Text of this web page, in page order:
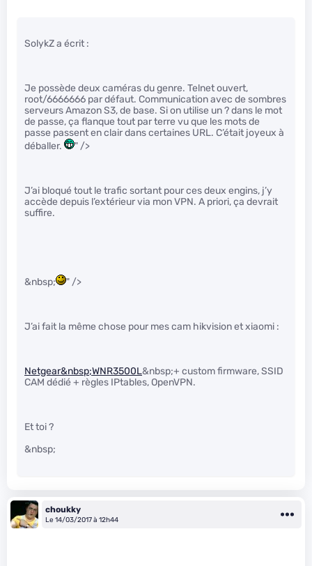
SolykZ a écrit :
Je possède deux caméras du genre. Telnet ouvert,
root/6666666 par défaut. Communication avec de sombres
serveurs Amazon S3, de base. Si on utilise un ? dans le mot
de passe, ça flanque tout par terre vu que les mots de
passe passent en clair dans certaines URL. C’était joyeux à
déballer.
" />
J’ai bloqué tout le trafic sortant pour ces deux engins, j’y
accède depuis l’extérieur via mon VPN. A priori, ça devrait
suffire.
&nbsp; " />
J’ai fait la même chose pour mes cam hikvision et xiaomi :
Netgear&nbsp;WNR3500L&nbsp;+ custom firmware, SSID
CAM dédié + règles IPtables, OpenVPN.
Et toi ?
&nbsp;
choukky
Le 14/03/2017 à 12h44